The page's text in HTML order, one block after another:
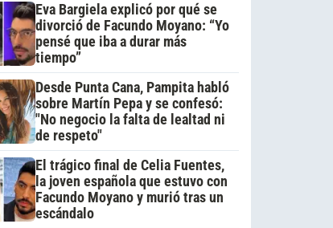
Eva Bargiela explicó por qué se
divorció de Facundo Moyano: “Yo
pensé que iba a durar más
tiempo”
Desde Punta Cana, Pampita habló
sobre Martín Pepa y se confesó:
"No negocio la falta de lealtad ni
de respeto"
El trágico final de Celia Fuentes,
la joven española que estuvo con
Facundo Moyano y murió tras un
escándalo